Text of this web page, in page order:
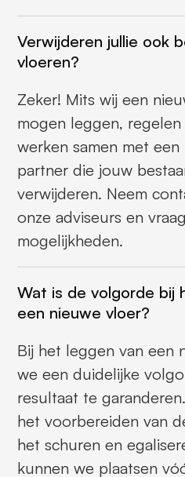
Verwijderen jullie ook
vloeren?
Zeker! Mits wij een
mogen leggen,
werken samen met
partner die jouw
verwijderen. Neem
onze adviseurs en
mogelijkheden.
Wat is de volgorde bij
een nieuwe vloer?
Bij het leggen van een
we een duidelijke
resultaat te
het voorbereiden van
het schuren en
kunnen we plaatsen